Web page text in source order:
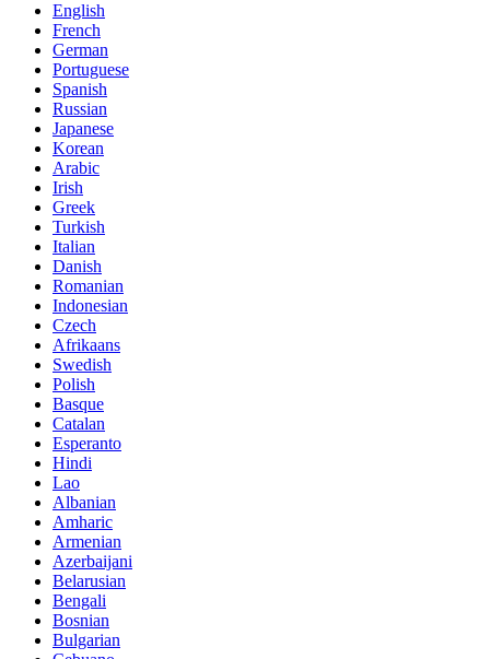
English
French
German
Portuguese
Spanish
Russian
Japanese
Korean
Arabic
Irish
Greek
Turkish
Italian
Danish
Romanian
Indonesian
Czech
Afrikaans
Swedish
Polish
Basque
Catalan
Esperanto
Hindi
Lao
Albanian
Amharic
Armenian
Azerbaijani
Belarusian
Bengali
Bosnian
Bulgarian